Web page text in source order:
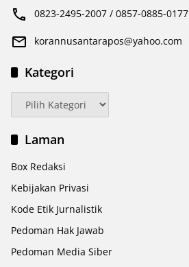
0823-2495-2007 / 0857-0885-0177
korannusantarapos@yahoo.com
Kategori
Kategori
Laman
Box Redaksi
Kebijakan Privasi
Kode Etik Jurnalistik
Pedoman Hak Jawab
Pedoman Media Siber